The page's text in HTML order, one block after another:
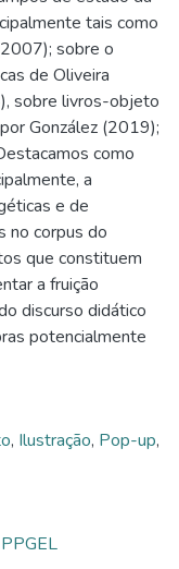
tais como
sobre o
de Oliveira
sobre livros-objeto
González (2019);
como
a
e de
no corpus do
que constituem
a fruição
discurso didático
potencialmente
, Ilustração, Pop-up,